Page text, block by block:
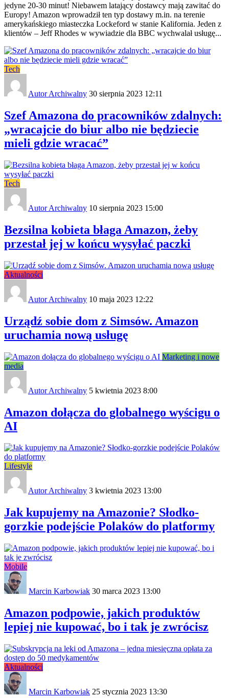
jedyne 20-30 minut! Niebawem latający dostawcy mają zawitać do
Europy! Amazon wprowadził ten typ dostawy m.in. na terenie
amerykańskiego miasteczka Lockeford w stanie Kalifornia. Jeden z
klientów – Jeff Rhodes w wywiadzie dla BBC wychwalał usługę...
Tech
Autor Archiwalny 30 sierpnia 2023 12:11
Szef Amazona do pracowników zdalnych:
„wracajcie do biur albo nie będziecie
mieli gdzie wracać”
Tech
Autor Archiwalny 10 sierpnia 2023 15:00
Bezsilna kobieta błaga Amazon, żeby
przestał jej w końcu wysyłać paczki
Aktualności
Autor Archiwalny 10 maja 2023 12:22
Urządź sobie dom z Simsów. Amazon
uruchamia nową usługę
Marketing i nowe
media
Autor Archiwalny 5 kwietnia 2023 8:00
Amazon dołącza do globalnego wyścigu o
AI
Lifestyle
Autor Archiwalny 3 kwietnia 2023 13:00
Jak kupujemy na Amazonie? Słodko-
gorzkie podejście Polaków do platformy
Mobile
Marcin Karbowiak 30 marca 2023 13:00
Amazon podpowie, jakich produktów
lepiej nie kupować, bo i tak je zwrócisz
Aktualności
Marcin Karbowiak 25 stycznia 2023 13:30